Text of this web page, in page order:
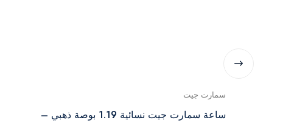
سمارت جيت
ساعة سمارت جيت نسائية 1.19 بوصة ذهبي –